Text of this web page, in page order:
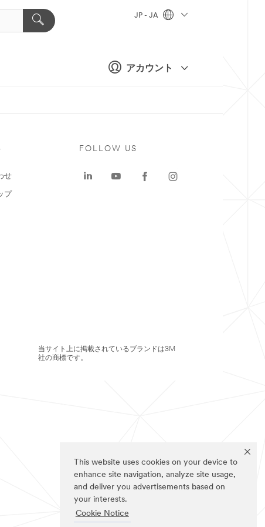
This website uses cookies on your device to
enhance site navigation, analyze site usage,
and deliver you advertisements based on
your interests.
Cookie Notice
アカウント
JP - JA
せ
プ
FOLLOW US
当サイト上に掲載されているブランドは3M
社の商標です。